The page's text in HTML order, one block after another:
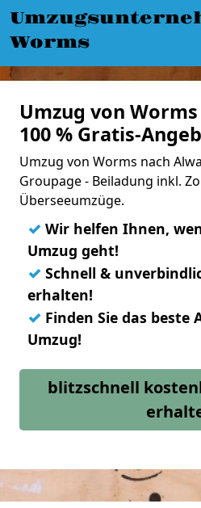
Worms
Umzug von
100 % Gratis-
Umzug von Worms nach
Groupage - Beiladung inkl.
Überseeumzüge.
✓ Wir helfen Ihnen,
Umzug geht!
✓ Schnell &
erhalten!
✓ Finden Sie das
Umzug!
blitzschnell